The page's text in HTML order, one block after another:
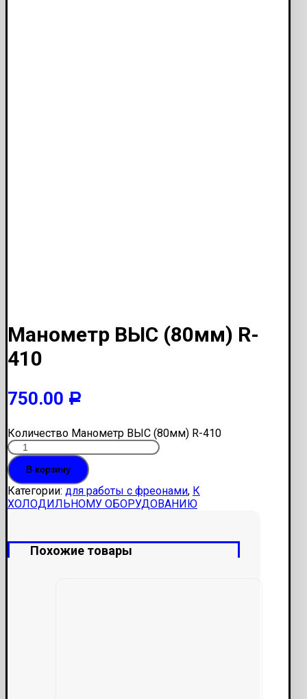
Манометр ВЫС (80мм) R-
410
750.00 Р
Количество Манометр ВЫС (80мм) R-410
В корзину
Категории: для работы с фреонами, К
ХОЛОДИЛЬНОМУ ОБОРУДОВАНИЮ
Похожие товары